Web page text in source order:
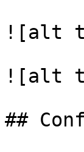
![alt
![alt
##